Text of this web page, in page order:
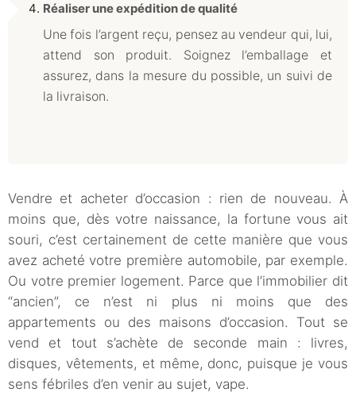
Réaliser une expédition de qualité
Une fois l’argent reçu, pensez au vendeur qui, lui,
attend son produit. Soignez l’emballage et
assurez, dans la mesure du possible, un suivi de
la livraison.
Vendre et acheter d’occasion : rien de nouveau. À
moins que, dès votre naissance, la fortune vous ait
souri, c’est certainement de cette manière que vous
avez acheté votre première automobile, par exemple.
Ou votre premier logement. Parce que l’immobilier dit
“ancien”, ce n’est ni plus ni moins que des
appartements ou des maisons d’occasion. Tout se
vend et tout s’achète de seconde main : livres,
disques, vêtements, et même, donc, puisque je vous
sens fébriles d’en venir au sujet, vape.